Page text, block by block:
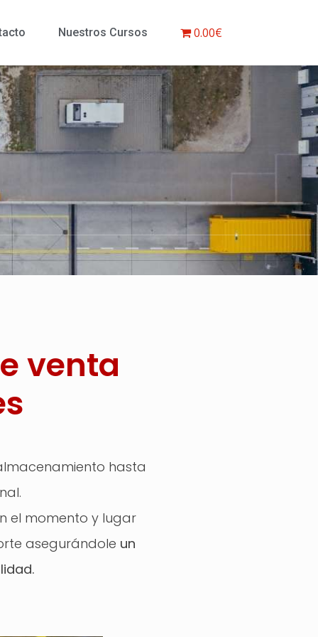
Nuestros Cursos 0.00€
venta
hasta
el momento y lugar
asegurándole un